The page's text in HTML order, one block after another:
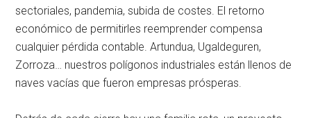
sectoriales, pandemia, subida de costes . El retorno
económico de permitirles reemprender compensa
cualquier pérdida contable . Artundua, Ugaldeguren,
Zorroza… nuestros polígonos industriales están llenos de
naves vacías que fueron empresas prósperas